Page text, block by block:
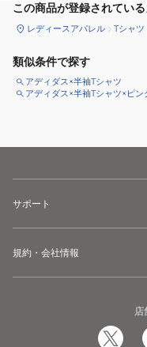
この商品が登録されている
レディースアパレル Tシャツ
類似条件で探す
アディダス×半袖Tシャツ
アディダス×半袖Tシャツ×ピン
サポート
規約・会社情報
店